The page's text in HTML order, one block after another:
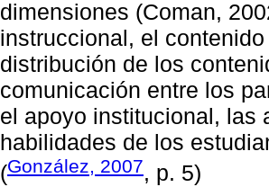
dimensiones (Coman,
instruccional, el
distribución de los
comunicación entre los
el apoyo institucional, las
habilidades de los
(González, 2007, p. 5)